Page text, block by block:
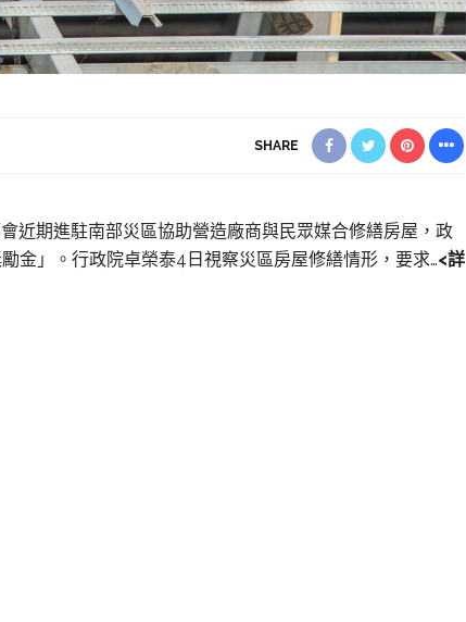
SHARE
近期進駐南部災區協助營造廠商與民眾媒合修繕房屋，政
金」。行政院卓榮泰4日視察災區房屋修繕情形，要求…<詳